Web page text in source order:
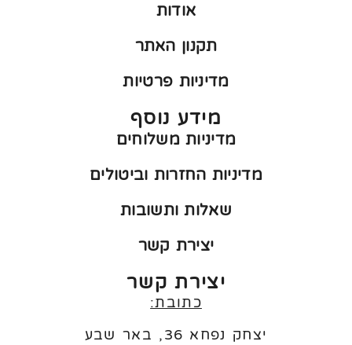
אודות
תקנון האתר
מדיניות פרטיות
מידע נוסף
מדיניות משלוחים
מדיניות החזרות וביטולים
שאלות ותשובות
יצירת קשר
יצירת קשר
כתובת:
יצחק נפחא 36, באר שבע